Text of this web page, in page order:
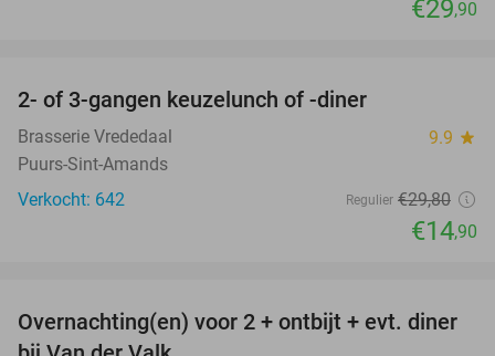
€29,90
2- of 3-gangen keuzelunch of -diner
Brasserie Vrededaal 9.9 star
Puurs-Sint-Amands
Verkocht: 642
Regulier €29,80
€14,90
51%
Overnachting(en) voor 2 + ontbijt + evt. diner